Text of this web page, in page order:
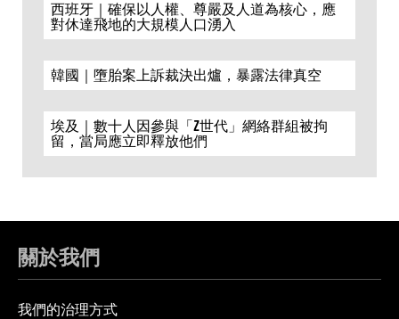
西班牙｜確保以人權、尊嚴及人道為核心，應
對休達飛地的大規模人口湧入
韓國｜墮胎案上訴裁決出爐，暴露法律真空
埃及｜數十人因參與「Z世代」網絡群組被拘
留，當局應立即釋放他們
關於我們
我們的治理方式